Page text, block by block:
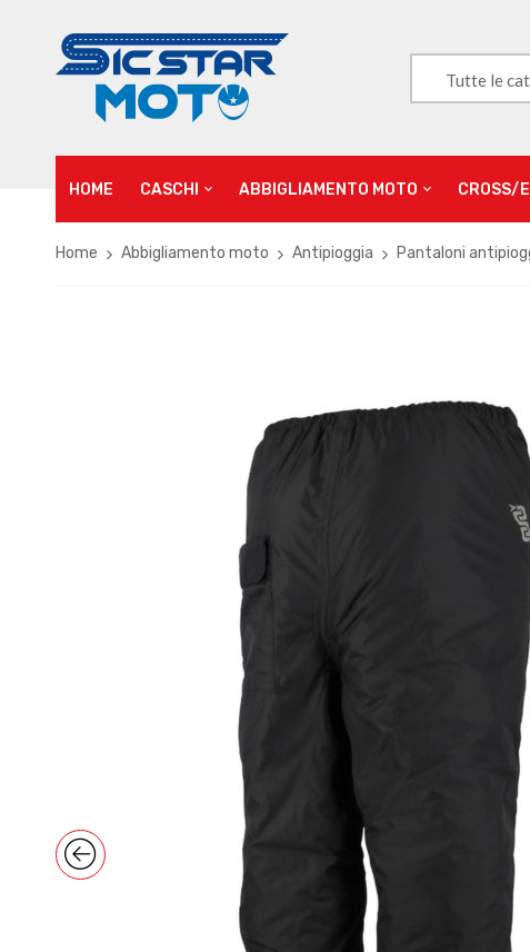
Tutte le
HOME CASCHI ABBIGLIAMENTO MOTO CROSS/
Home Abbigliamento moto Antipioggia Pantaloni